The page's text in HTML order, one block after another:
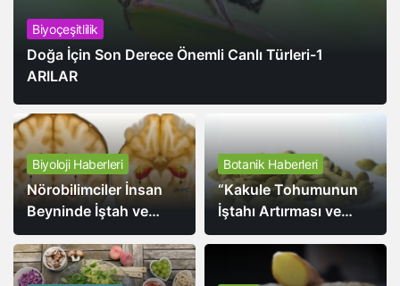
Biyoçeşitlilik
Doğa İçin Son Derece Önemli Canlı Türleri-1
ARILAR
Biyoloji Haberleri
Nörobilimciler İnsan
Beyninde İştah ve
Bellek Arasındaki Bağı
Buldular.
Botanik Haberleri
“Kakule Tohumunun
İştahı Artırması ve
Yağı Azaltmasıyla İlgili
Yeni Araştırma”